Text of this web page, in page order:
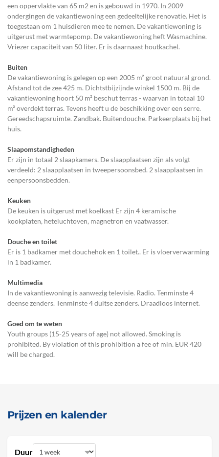
een oppervlakte van 65 m2 en is gebouwd in 1970. In 2009
ondergingen de vakantiewoning een gedeeltelijke renovatie. Het is
toegestaan om 1 huisdieren mee te nemen. De vakantiewoning is
uitgerust met warmtepomp. De vakantiewoning heft Wasmachine.
Vriezer capaciteit van 50 liter. Er is daarnaast houtkachel.
Buiten
De vakantiewoning is gelegen op een 2005 m² groot natuural grond.
Afstand tot de zee 425 m. Dichtstbijzijnde winkel 1500 m. Bij de
vakantiewoning hoort 50 m² beschut terras - waarvan in totaal 10
m² overdekt terras. Tevens heeft u de beschikking over een serre.
Gereedschapsruimte. Zandbak. Buitendouche. Parkeerplaats bij het
huis.
Slaapomstandigheden
Er zijn in totaal 2 slaapkamers. De slaapplaatsen zijn als volgt
verdeeld: 2 slaapplaatsen in tweepersoonsbed. 2 slaapplaatsen in
eenpersoonsbedden.
Keuken
De keuken is uitgerust met koelkast Er zijn 4 keramische
kookplaten, heteluchtoven, magnetron en vaatwasser.
Douche en toilet
Er is 1 badkamer met douchehok en 1 toilet.. Er is vloerverwarming
in 1 badkamer.
Multimedia
In de vakantiewoning is aanwezig televisie. Radio. Tenminste 4
deense zenders. Tenminste 4 duitse zenders. Draadloos internet.
Goed om te weten
Youth groups (15-25 years of age) not allowed. Smoking is
prohibited. By violation of this prohibition a fee of min. EUR 420
will be charged.
Prijzen en kalender
Duur